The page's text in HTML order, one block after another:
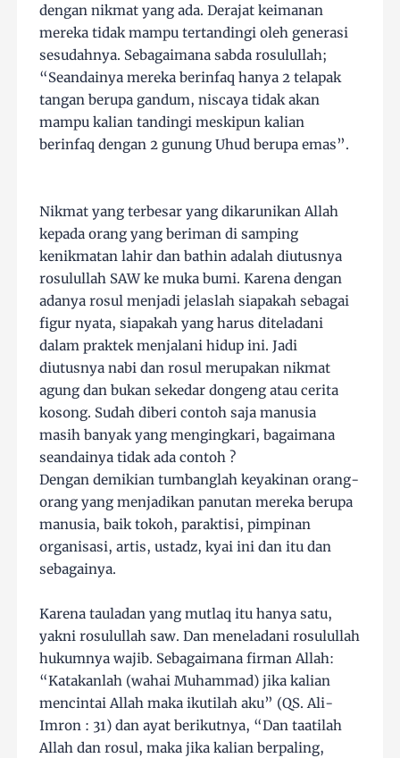
dengan nikmat yang ada. Derajat keimanan
mereka tidak mampu tertandingi oleh generasi
sesudahnya. Sebagaimana sabda rosulullah;
“Seandainya mereka berinfaq hanya 2 telapak
tangan berupa gandum, niscaya tidak akan
mampu kalian tandingi meskipun kalian
berinfaq dengan 2 gunung Uhud berupa emas”.
Nikmat yang terbesar yang dikarunikan Allah
kepada orang yang beriman di samping
kenikmatan lahir dan bathin adalah diutusnya
rosulullah SAW ke muka bumi. Karena dengan
adanya rosul menjadi jelaslah siapakah sebagai
figur nyata, siapakah yang harus diteladani
dalam praktek menjalani hidup ini. Jadi
diutusnya nabi dan rosul merupakan nikmat
agung dan bukan sekedar dongeng atau cerita
kosong. Sudah diberi contoh saja manusia
masih banyak yang mengingkari, bagaimana
seandainya tidak ada contoh ?
Dengan demikian tumbanglah keyakinan orang-
orang yang menjadikan panutan mereka berupa
manusia, baik tokoh, paraktisi, pimpinan
organisasi, artis, ustadz, kyai ini dan itu dan
sebagainya.
Karena tauladan yang mutlaq itu hanya satu,
yakni rosulullah saw. Dan meneladani rosulullah
hukumnya wajib. Sebagaimana firman Allah:
“Katakanlah (wahai Muhammad) jika kalian
mencintai Allah maka ikutilah aku” (QS. Ali-
Imron : 31) dan ayat berikutnya, “Dan taatilah
Allah dan rosul, maka jika kalian berpaling,